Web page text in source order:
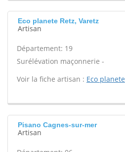
Eco planete Retz, Varetz
Artisan
Département: 19
Surélévation maçonnerie -
Voir la fiche artisan : Eco planete
Pisano Cagnes-sur-mer
Artisan